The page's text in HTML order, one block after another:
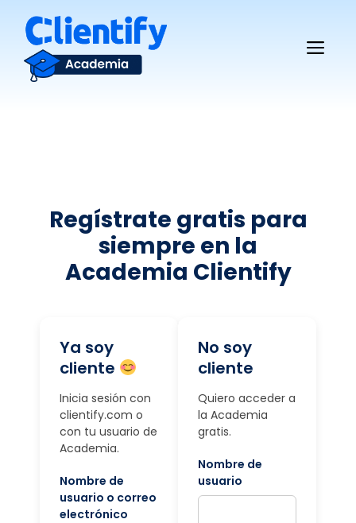
contenido
Regístrate gratis para
siempre en la
Academia Clientify
Ya soy
cliente
Inicia sesión con
clientify.com o
con tu usuario de
Academia.
Nombre de
usuario o correo
electrónico
No soy
cliente
Quiero acceder a
la Academia
gratis.
Nombre de
usuario